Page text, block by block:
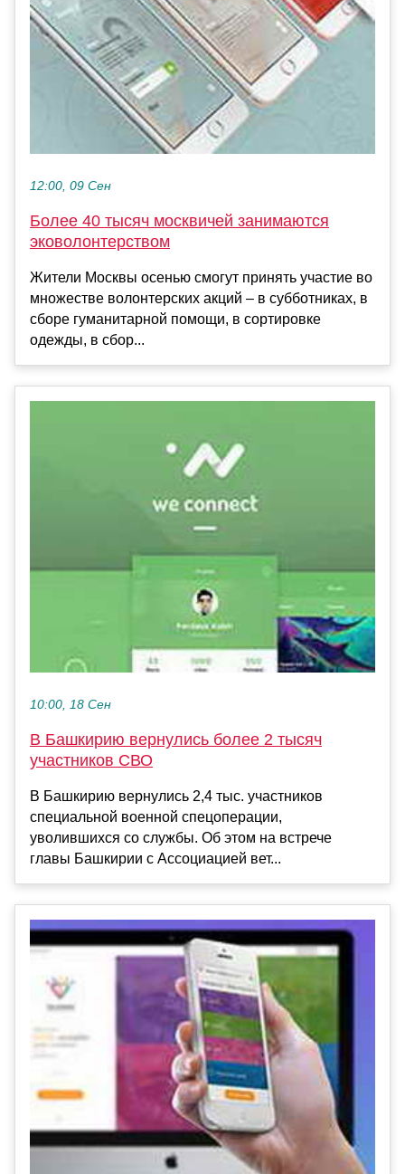
12:00, 09 Сен
Более 40 тысяч москвичей занимаются
эковолонтерством
Жители Москвы осенью смогут принять участие во
множестве волонтерских акций – в субботниках, в
сборе гуманитарной помощи, в сортировке
одежды, в сбор...
10:00, 18 Сен
В Башкирию вернулись более 2 тысяч
участников СВО
В Башкирию вернулись 2,4 тыс. участников
специальной военной спецоперации,
уволившихся со службы. Об этом на встрече
главы Башкирии с Ассоциацией вет...